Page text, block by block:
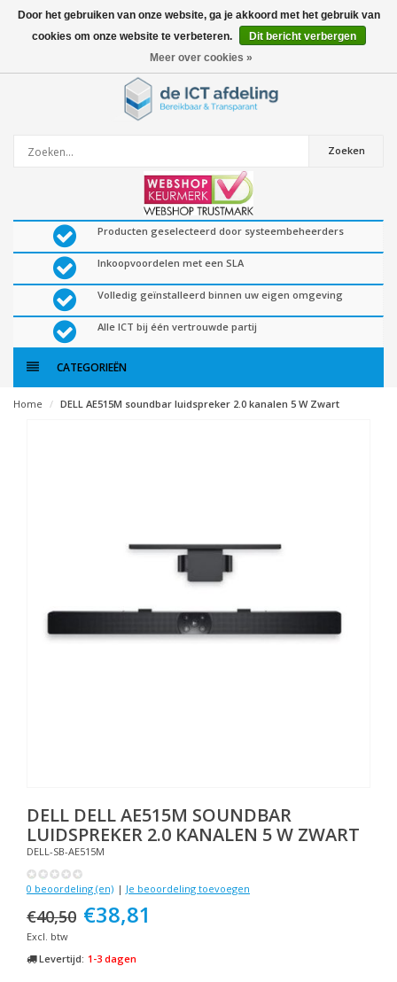
0artikelen
Zoeken
Producten geselecteerd door systeembeheerders
Inkoopvoordelen met een SLA
Volledig geïnstalleerd binnen uw eigen omgeving
Alle ICT bij één vertrouwde partij
CATEGORIEËN
Home DELL AE515M soundbar luidspreker 2.0 kanalen 5 W Zwart
DELL DELL AE515M SOUNDBAR
LUIDSPREKER 2.0 KANALEN 5 W ZWART
DELL-SB-AE515M
0 beoordeling (en) | Je beoordeling toevoegen
€40,50 €38,81
Excl. btw
Levertijd: 1-3 dagen
Door het gebruiken van onze website, ga je akkoord met het gebruik van
cookies om onze website te verbeteren.
Dit bericht verbergen
Meer over cookies »